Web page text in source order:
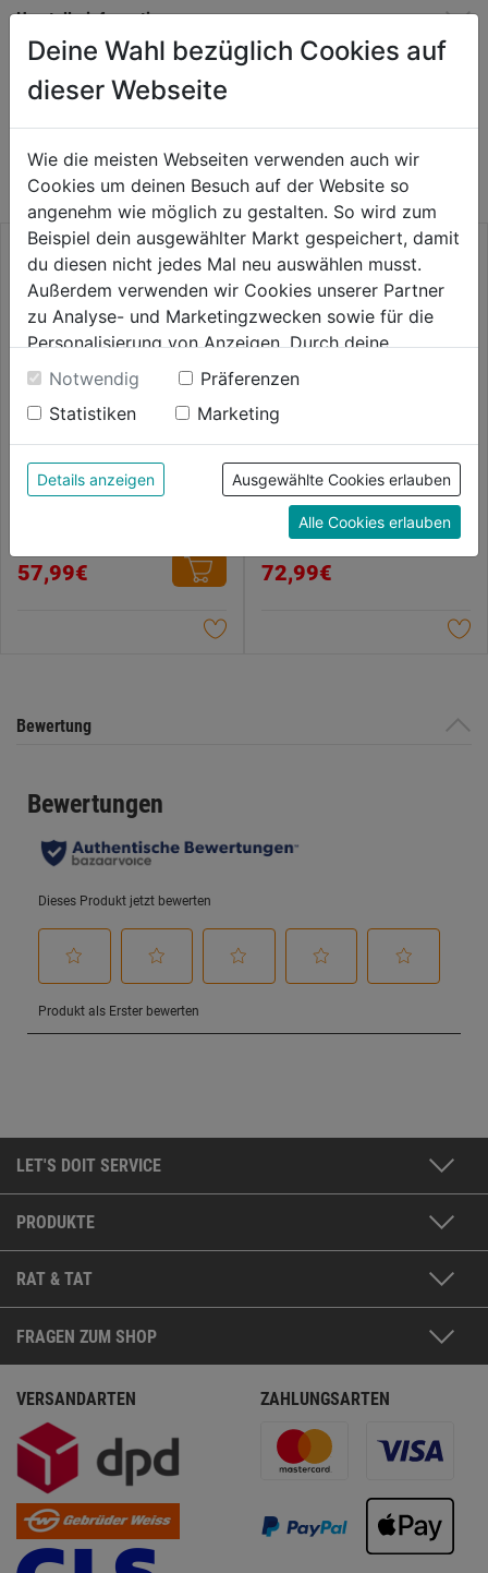
Herstellerinformationen
WEITERE PRODUKTE AUS DIESER
KATEGORIE
Kaminbesteck 3-tlg.
von
57,99€
Kamingarnitur 4-tlg. edelstahl
0.0 (0)
von
72,99€
Bewertung
LET'S DOIT SERVICE
PRODUKTE
RAT & TAT
FRAGEN ZUM SHOP
VERSANDARTEN ZAHLUNGSARTEN
Deine Wahl bezüglich Cookies auf
dieser Webseite
Wie die meisten Webseiten verwenden auch wir
Cookies um deinen Besuch auf der Website so
angenehm wie möglich zu gestalten. So wird zum
Beispiel dein ausgewählter Markt gespeichert, damit
du diesen nicht jedes Mal neu auswählen musst.
Außerdem verwenden wir Cookies unserer Partner
zu Analyse- und Marketingzwecken sowie für die
Personalisierung von Anzeigen. Durch deine
Einwilligung werden die Daten von Drittanbieter,
unter anderem auch in den USA, verarbeitet.
Durch Klick auf "Alle Cookies erlauben" stimmst du
der Verwendung aller Cookies zu. Unter "Details
anzeigen" findest du alle Infos zu den
unterschiedlichen Cookies, unter "Cookies
Konfigurieren" kannst du auswählen, welche Cookies
du zulassen möchtest und welche nicht.
Weitere Informationen findest du in unserer
Notwendig
Präferenzen
Statistiken
Marketing
Details anzeigen Ausgewählte Cookies erlauben
Alle Cookies erlauben